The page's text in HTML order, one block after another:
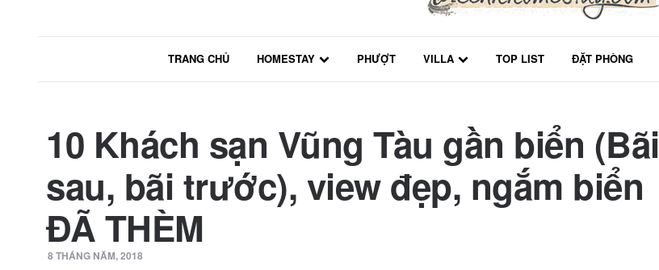
TRANG CHỦ HOMESTAY PHƯỢT VILLA TOP LIST ĐẶT PHÒNG
10 Khách sạn Vũng Tàu gần biển (Bãi
sau, bãi trước), view đẹp, ngắm biển
ĐÃ THÈM
8 THÁNG NĂM, 2018